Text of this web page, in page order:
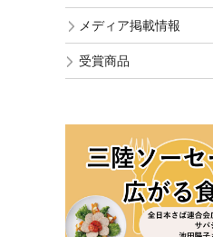
メディア掲載情報
受賞商品